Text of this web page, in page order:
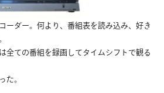
ーダー。何より、番組表を読み込み、好き
全ての番組を録画してタイムシフトで観る
。